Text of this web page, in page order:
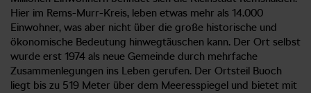
Hier im Rems-Murr-Kreis, leben etwas mehr als 14.000
Einwohner, was aber nicht über die große historische und
ökonomische Bedeutung hinwegtäuschen kann. Der Ort selbst
wurde erst 1974 als neue Gemeinde durch mehrfache
Zusammenlegungen ins Leben gerufen. Der Ortsteil Buoch
liegt bis zu 519 Meter über dem Meeresspiegel und bietet mit